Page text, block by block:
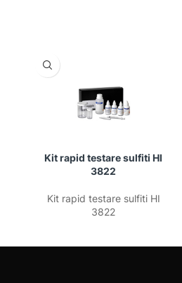
Kit rapid testare sulfiti HI
3822
Kit rapid testare sulfiti HI
3822